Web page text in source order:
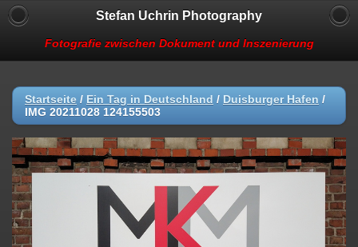
Stefan Uchrin Photography
Fotografie zwischen Dokument und Inszenierung
Startseite / Ein Tag in Deutschland / Duisburger Hafen /
IMG 20211028 124155503